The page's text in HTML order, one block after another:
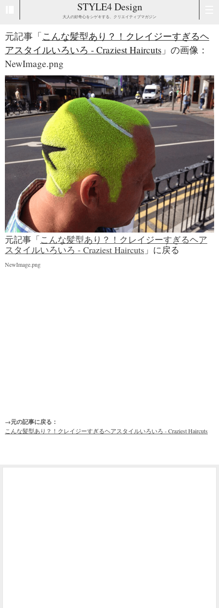
STYLE4 Design
大人の好奇心をシゲキする、クリエイティブマガジン
元記事「こんな髪型あり？！クレイジーすぎるヘ
アスタイルいろいろ - Craziest Haircuts 」の画像：
NewImage.png
元記事「こんな髪型あり？！クレイジーすぎるヘア
スタイルいろいろ - Craziest Haircuts 」に戻る
NewImage.png
→元の記事に戻る：
こんな髪型あり？！クレイジーすぎるヘアスタイルいろいろ - Craziest Haircuts